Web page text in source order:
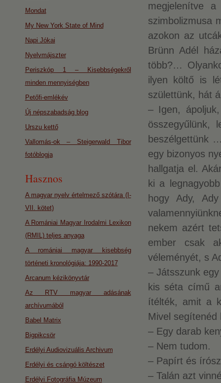
megjelenítve
szimbolizmusa
azokon az
Brünn Adél
több?…
ilyen költő is
születtünk, hát
– Igen,
összegyűlünk,
beszélgettünk
egy bizonyos
hallgatja el.
ki a
hogy Ady,
nekem azért
ember csak
véleményét, s
– Játsszunk
kis séta című
ítélték, amit a
Mivel segítenéd
– Egy darab
– Nem tudom.
– Papírt és
– Talán azt
Mondat
My New York State of Mind
Napi Jókai
Nyelvmájszter
Periszkóp 1 – Kisebbségekről
minden mennyiségben
Petőfi-emlékév
Új népszabadság blog
Urszu kettő
Vallomás-ok – Steigerwald Tibor
fotóblogja
Hasznos
A magyar nyelv értelmező szótára (I-
VII. kötet)
A Romániai Magyar Irodalmi Lexikon
(RMIL) teljes anyaga
A romániai magyar kisebbség
történeti kronológiája: 1990-2017
Arcanum kézikönyvtár
Az RTV magyar adásának
archívumából
Babel Matrix
Bigpikcsör
Erdélyi Audiovizuális Archivum
Erdélyi és csángó költészet
Erdélyi Fotográfia Múzeum